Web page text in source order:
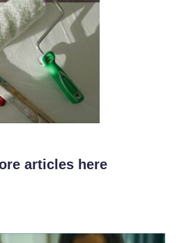
articles here